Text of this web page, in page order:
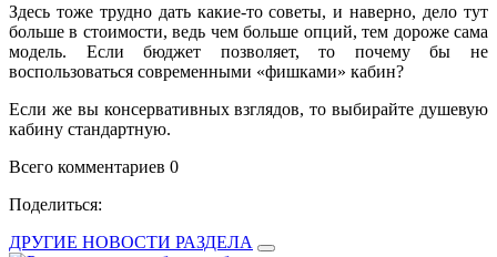
Здесь тоже трудно дать какие-то советы, и наверно, дело тут
больше в стоимости, ведь чем больше опций, тем дороже сама
модель. Если бюджет позволяет, то почему бы не
воспользоваться современными «фишками» кабин?
Если же вы консервативных взглядов, то выбирайте душевую
кабину стандартную.
Всего комментариев 0
Поделиться:
ДРУГИЕ НОВОСТИ РАЗДЕЛА